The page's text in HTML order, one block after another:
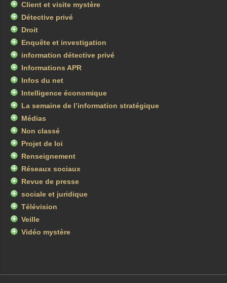
Client et visite mystère
Détective privé
Droit
Enquête et investigation
information détective privé
Informations APR
Infos du net
Intelligence économique
La semaine de l’information stratégique
Médias
Non classé
Projet de loi
Renseignement
Réseaux sociaux
Revue de presse
sociale et juridique
Télévision
Veille
Vidéo mystère